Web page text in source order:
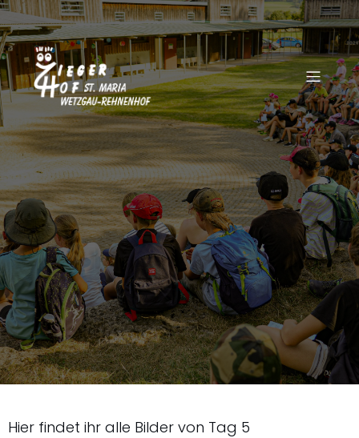
Hier findet ihr alle Bilder von Tag 5